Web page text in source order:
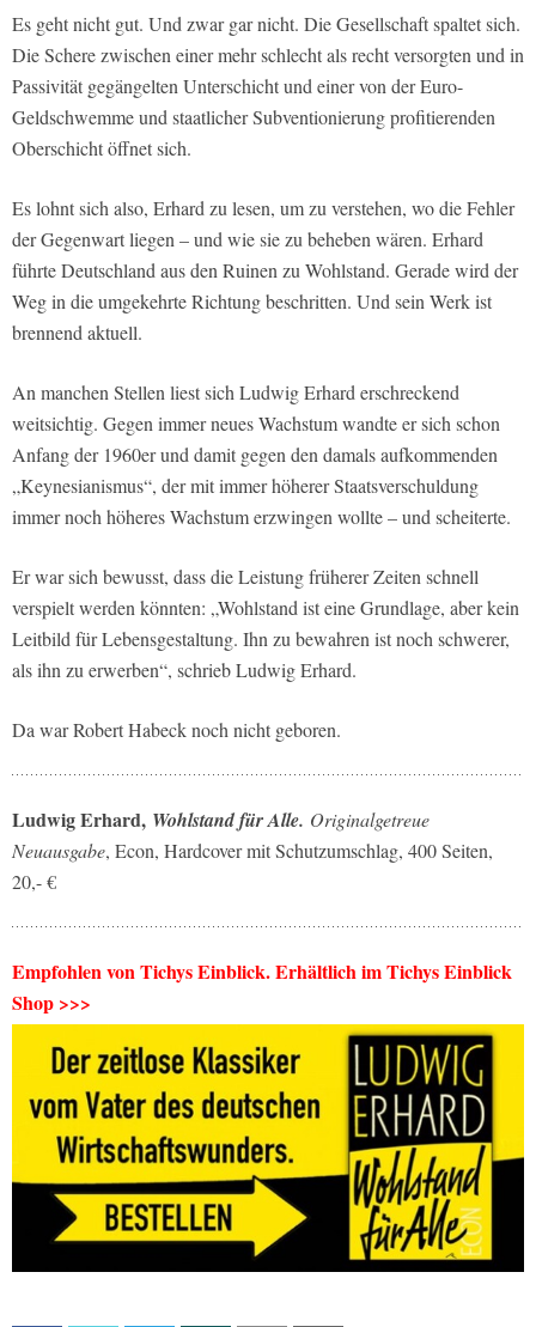
Es geht nicht gut. Und zwar gar nicht. Die Gesellschaft spaltet sich.
Die Schere zwischen einer mehr schlecht als recht versorgten und in
Passivität gegängelten Unterschicht und einer von der Euro-
Geldschwemme und staatlicher Subventionierung profitierenden
Oberschicht öffnet sich.
Es lohnt sich also, Erhard zu lesen, um zu verstehen, wo die Fehler
der Gegenwart liegen – und wie sie zu beheben wären. Erhard
führte Deutschland aus den Ruinen zu Wohlstand. Gerade wird der
Weg in die umgekehrte Richtung beschritten. Und sein Werk ist
brennend aktuell.
An manchen Stellen liest sich Ludwig Erhard erschreckend
weitsichtig. Gegen immer neues Wachstum wandte er sich schon
Anfang der 1960er und damit gegen den damals aufkommenden
„Keynesianismus“, der mit immer höherer Staatsverschuldung
immer noch höheres Wachstum erzwingen wollte – und scheiterte.
Er war sich bewusst, dass die Leistung früherer Zeiten schnell
verspielt werden könnten: „Wohlstand ist eine Grundlage, aber kein
Leitbild für Lebensgestaltung. Ihn zu bewahren ist noch schwerer,
als ihn zu erwerben“, schrieb Ludwig Erhard.
Da war Robert Habeck noch nicht geboren.
Ludwig Erhard, Wohlstand für Alle. Originalgetreue
Neuausgabe, Econ, Hardcover mit Schutzumschlag, 400 Seiten,
20,- €
Empfohlen von Tichys Einblick. Erhältlich im Tichys Einblick
Shop >>>